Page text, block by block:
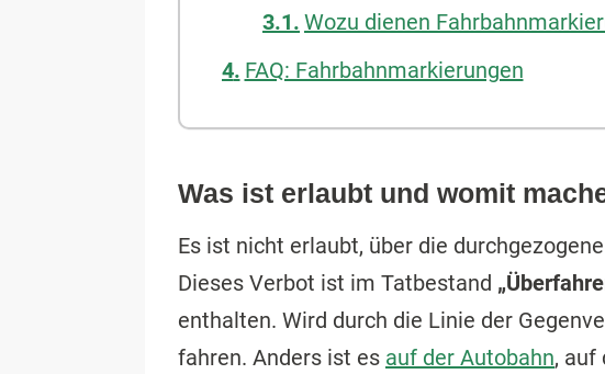
Wozu dienen
FAQ: Fahrbahnmarkierungen
Was ist erlaubt und womit
Es ist nicht erlaubt, über die
Dieses Verbot ist im Tatbestand
enthalten. Wird durch die Linie der
fahren. Anders ist es auf der Autobahn, auf